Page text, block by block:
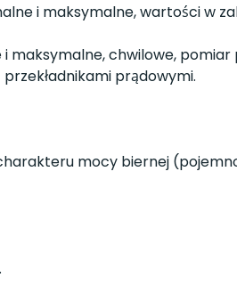
i maksymalne, wartości w
maksymalne, chwilowe, pomiar
prądowymi.
mocy biernej